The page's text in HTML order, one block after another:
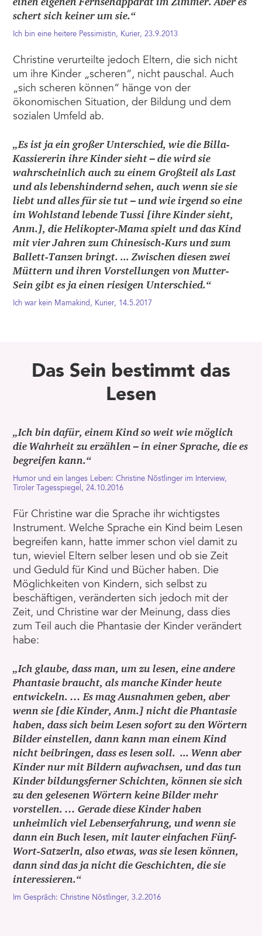
einen eigenen Fernsehapparat im Zimmer. Aber es
schert sich keiner um sie.“
Ich bin eine heitere Pessimistin, Kurier, 23.9.2013
Christine verurteilte jedoch Eltern, die sich nicht
um ihre Kinder „scheren“, nicht pauschal. Auch
„sich scheren können“ hänge von der
ökonomischen Situation, der Bildung und dem
sozialen Umfeld ab.
„Es ist ja ein großer Unterschied, wie die Billa-
Kassiererin ihre Kinder sieht – die wird sie
wahrscheinlich auch zu einem Großteil als Last
und als lebenshindernd sehen, auch wenn sie sie
liebt und alles für sie tut – und wie irgend so eine
im Wohlstand lebende Tussi [ihre Kinder sieht,
Anm.], die Helikopter-Mama spielt und das Kind
mit vier Jahren zum Chinesisch-Kurs und zum
Ballett-Tanzen bringt. ... Zwischen diesen zwei
Müttern und ihren Vorstellungen von Mutter-
Sein gibt es ja einen riesigen Unterschied.“
Ich war kein Mamakind, Kurier, 14.5.2017
Das Sein bestimmt das
Lesen
„Ich bin dafür, einem Kind so weit wie möglich
die Wahrheit zu erzählen – in einer Sprache, die es
begreifen kann.“
Humor und ein langes Leben: Christine Nöstlinger im Interview,
Tiroler Tagesspiegel, 24.10.2016
Für Christine war die Sprache ihr wichtigstes
Instrument. Welche Sprache ein Kind beim Lesen
begreifen kann, hatte immer schon viel damit zu
tun, wieviel Eltern selber lesen und ob sie Zeit
und Geduld für Kind und Bücher haben. Die
Möglichkeiten von Kindern, sich selbst zu
beschäftigen, veränderten sich jedoch mit der
Zeit, und Christine war der Meinung, dass dies
zum Teil auch die Phantasie der Kinder verändert
habe:
„Ich glaube, dass man, um zu lesen, eine andere
Phantasie braucht, als manche Kinder heute
entwickeln. … Es mag Ausnahmen geben, aber
wenn sie [die Kinder, Anm.] nicht die Phantasie
haben, dass sich beim Lesen sofort zu den Wörtern
Bilder einstellen, dann kann man einem Kind
nicht beibringen, dass es lesen soll. ... Wenn aber
Kinder nur mit Bildern aufwachsen, und das tun
Kinder bildungsferner Schichten, können sie sich
zu den gelesenen Wörtern keine Bilder mehr
vorstellen. … Gerade diese Kinder haben
unheimlich viel Lebenserfahrung, und wenn sie
dann ein Buch lesen, mit lauter einfachen Fünf-
Wort-Satzerln, also etwas, was sie lesen können,
dann sind das ja nicht die Geschichten, die sie
interessieren.“
Im Gespräch: Christine Nöstlinger, 3.2.2016